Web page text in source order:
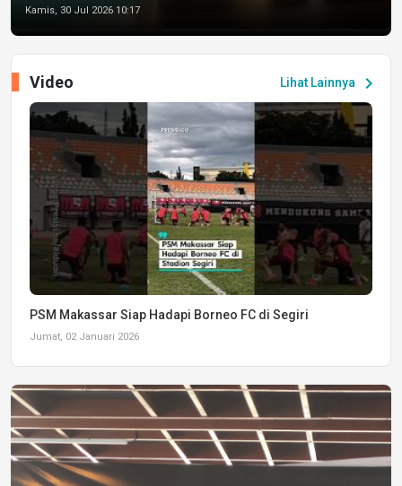
Kamis, 30 Jul 2026 10:17
Lihat Lainnya chevron_right
Video
PSM Makassar Siap Hadapi Borneo FC di Segiri
Jumat, 02 Januari 2026